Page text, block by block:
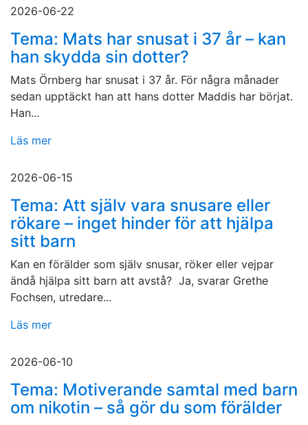
2026-06-22
Tema: Mats har snusat i 37 år – kan
han skydda sin dotter?
Mats Örnberg har snusat i 37 år. För några månader
sedan upptäckt han att hans dotter Maddis har börjat.
Han...
Läs mer
2026-06-15
Tema: Att själv vara snusare eller
rökare – inget hinder för att hjälpa
sitt barn
Kan en förälder som själv snusar, röker eller vejpar
ändå hjälpa sitt barn att avstå? Ja, svarar Grethe
Fochsen, utredare...
Läs mer
2026-06-10
Tema: Motiverande samtal med barn
om nikotin – så gör du som förälder